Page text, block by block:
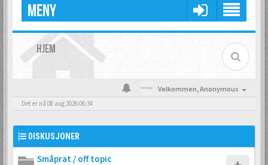
MENY
HJEM
Velkommen,Anonymous
Det er nå 08 aug 2026 06:34
DISKUSJONER
Småprat / off topic